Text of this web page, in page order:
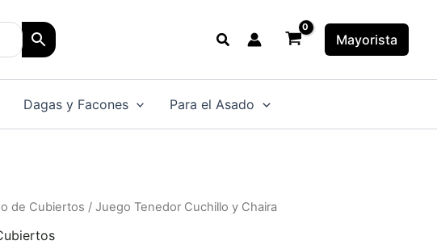
Buscar Mayorista
Dagas y Facones Para el Asado
de Cubiertos / Juego Tenedor Cuchillo y Chaira